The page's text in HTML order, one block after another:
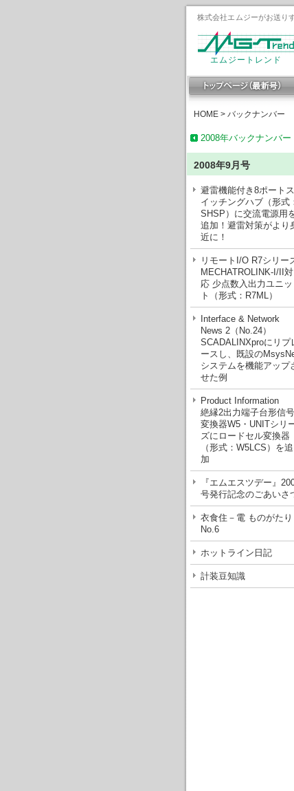
株式会社エムジーがお送り
エムジートレンド
HOME > バックナンバー
2008年バックナンバー
2008年9月号
避雷機能付き8ポートス
イッチングハブ（形式
SHSP）に交流電源用
追加！避雷対策がより
近に！
リモートI/O R7シリー
MECHATROLINK-I/II対
応 少点数入出力ユニッ
ト（形式：R7ML）
Interface & Network
News 2（No.24）
SCADALINXproにリプ
ースし、既設の
システムを機能アップ
せた例
Product Information
絶縁2出力端子台形信号
変換器W5・UNITシリ
ズにロードセル変換器
（形式：W5LCS）を追
加
『エムエスツデー』
号発行記念のごあいさ
衣食住－電 ものがたり
No.6
ホットライン日記
計装豆知識